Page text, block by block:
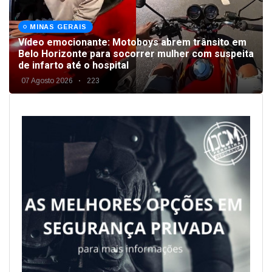
MINAS GERAIS
Vídeo emocionante: Motoboys abrem trânsito em
Belo Horizonte para socorrer mulher com suspeita
de infarto até o hospital
07 Agosto 2026 223